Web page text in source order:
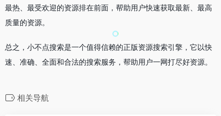
最热、最受欢迎的资源排在前面，帮助用户快速获取最新、最高
质量的资源。
总之，小不点搜索是一个值得信赖的正版资源搜索引擎，它以快
速、准确、全面和合法的搜索服务，帮助用户一网打尽好资源。
相关导航